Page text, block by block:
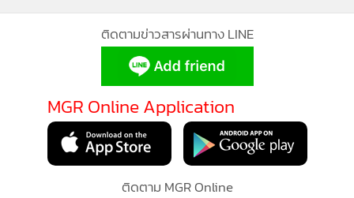
ติดตามข่าวสารผ่านทาง LINE
MGR Online Application
ติดตาม MGR Online